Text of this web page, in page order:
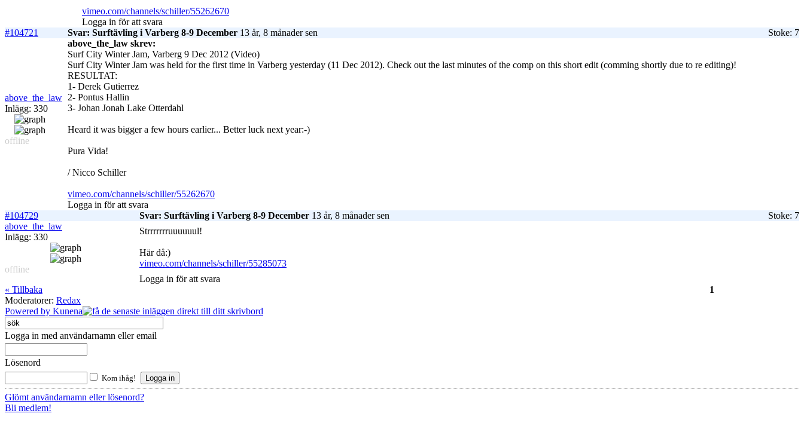
vimeo.com/channels/schiller/55262670
Logga in för att svara
#104721
Svar: Surftävling i Varberg 8-9 December 13 år, 8 månader sen Stoke: 7
above_the_law
Inlägg: 330
offline
above_the_law skrev:
Surf City Winter Jam, Varberg 9 Dec 2012 (Video)
Surf City Winter Jam was held for the first time in Varberg yesterday (11 Dec 2012). Check out the last minutes of the comp on this short edit (comming shortly due to re editing)!
RESULTAT:
1- Derek Gutierrez
2- Pontus Hallin
3- Johan Jonah Lake Otterdahl
Heard it was bigger a few hours earlier... Better luck next year:-)
Pura Vida!
/ Nicco Schiller
vimeo.com/channels/schiller/55262670
Logga in för att svara
#104729
Svar: Surftävling i Varberg 8-9 December 13 år, 8 månader sen
Stoke: 7
above_the_law
Inlägg: 330
offline
Strrrrrrruuuuuul!
Här då:)
vimeo.com/channels/schiller/55285073
Logga in för att svara
« Tillbaka
1
Moderatorer: Redax
Powered by Kunena
Logga in med användarnamn eller email
Lösenord
Kom ihåg!
Glömt användarnamn eller lösenord?
Bli medlem!